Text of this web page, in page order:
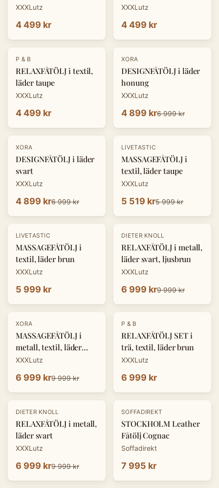
XXXLutz
4 499 kr
XXXLutz
4 499 kr
P & B
RELAXFÅTÖLJ i textil,
läder taupe
XXXLutz
4 499 kr
-30%
XORA
DESIGNFÅTÖLJ i läder
honung
XXXLutz
4 899 kr6 999 kr
-30%
XORA
DESIGNFÅTÖLJ i läder
svart
XXXLutz
4 899 kr6 999 kr
- 8%
LIVETASTIC
MASSAGEFÅTÖLJ i
textil, läder taupe
XXXLutz
5 519 kr5 999 kr
LIVETASTIC
MASSAGEFÅTÖLJ i
textil, läder brun
XXXLutz
5 999 kr
-30%
DIETER KNOLL
RELAXFÅTÖLJ i metall,
läder svart, ljusbrun
XXXLutz
6 999 kr9 999 kr
-30%
XORA
MASSAGEFÅTÖLJ i
metall, textil, läder
mörkgrå
XXXLutz
6 999 kr9 999 kr
P & B
RELAXFÅTÖLJ SET i
trä, textil, läder brun
XXXLutz
6 999 kr
-30%
DIETER KNOLL
RELAXFÅTÖLJ i metall,
läder svart
XXXLutz
6 999 kr9 999 kr
SOFFADIREKT
STOCKHOLM Leather
Fåtölj Cognac
Soffadirekt
7 995 kr